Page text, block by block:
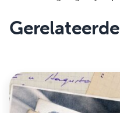
Gerelateerde